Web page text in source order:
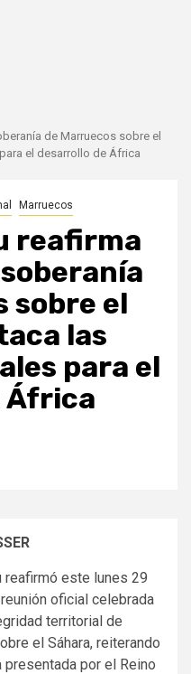
de Marruecos sobre el
el desarrollo de África
Marruecos
reafirma
sobre el
las
para el
África
reafirmó este lunes 29
oficial celebrada
territorial de
el Sáhara, reiterando
por el Reino